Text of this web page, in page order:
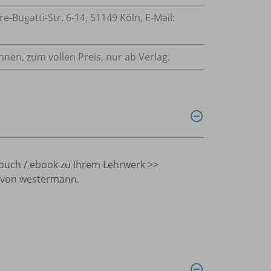
Bugatti-Str. 6-14, 51149 Köln, E-Mail:
zum vollen Preis, nur ab Verlag.
/ ebook zu Ihrem Lehrwerk >>
westermann.